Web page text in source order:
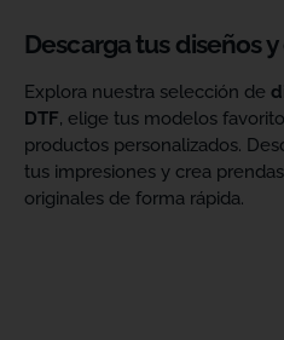
Descarga tus diseños
Explora nuestra selección de
DTF, elige tus modelos
productos personalizados.
tus impresiones y crea
originales de forma rápida.